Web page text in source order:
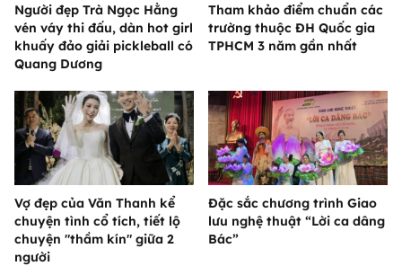
Người đẹp Trà Ngọc Hằng
vén váy thi đấu, dàn hot girl
khuấy đảo giải pickleball có
Quang Dương
Tham khảo điểm chuẩn các
trường thuộc ĐH Quốc gia
TPHCM 3 năm gần nhất
Vợ đẹp của Văn Thanh kể
chuyện tình cổ tích, tiết lộ
chuyện "thầm kín" giữa 2
người
Đặc sắc chương trình Giao
lưu nghệ thuật “Lời ca dâng
Bác”